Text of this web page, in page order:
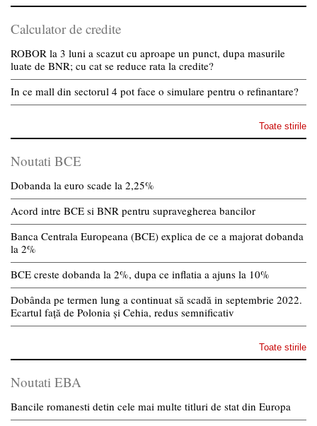
Calculator de credite
ROBOR la 3 luni a scazut cu aproape un punct, dupa masurile
luate de BNR; cu cat se reduce rata la credite?
In ce mall din sectorul 4 pot face o simulare pentru o refinantare?
Toate stirile
Noutati BCE
Dobanda la euro scade la 2,25%
Acord intre BCE si BNR pentru supravegherea bancilor
Banca Centrala Europeana (BCE) explica de ce a majorat dobanda
la 2%
BCE creste dobanda la 2%, dupa ce inflatia a ajuns la 10%
Dobânda pe termen lung a continuat să scadă in septembrie 2022.
Ecartul față de Polonia și Cehia, redus semnificativ
Toate stirile
Noutati EBA
Bancile romanesti detin cele mai multe titluri de stat din Europa